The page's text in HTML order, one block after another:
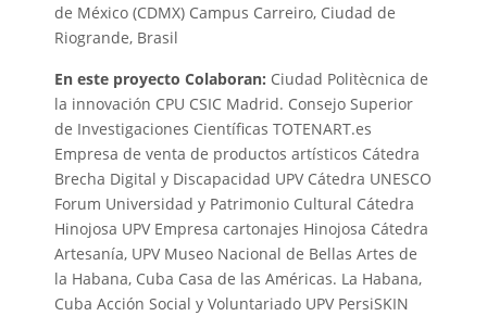
de México (CDMX) Campus Carreiro, Ciudad de
Riogrande, Brasil
En este proyecto Colaboran: Ciudad Politècnica de
la innovación CPU CSIC Madrid. Consejo Superior
de Investigaciones Científicas TOTENART.es
Empresa de venta de productos artísticos Cátedra
Brecha Digital y Discapacidad UPV Cátedra UNESCO
Forum Universidad y Patrimonio Cultural Cátedra
Hinojosa UPV Empresa cartonajes Hinojosa Cátedra
Artesanía, UPV Museo Nacional de Bellas Artes de
la Habana, Cuba Casa de las Américas. La Habana,
Cuba Acción Social y Voluntariado UPV PersiSKIN